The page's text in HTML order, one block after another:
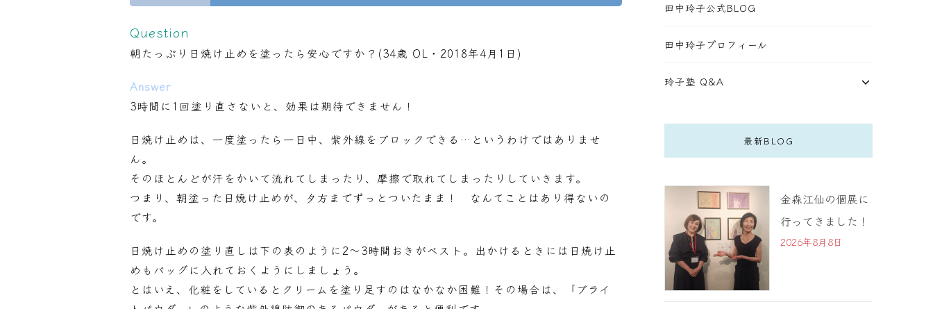
Question
朝たっぷり日焼け止めを塗ったら安心ですか？(34歳 OL・2018年4月1日)
Answer
3時間に1回塗り直さないと、効果は期待できません！
日焼け止めは、一度塗ったら一日中、紫外線をブロックできる…というわけではありませ
ん。
そのほとんどが汗をかいて流れてしまったり、摩擦で取れてしまったりしていきます。
つまり、朝塗った日焼け止めが、夕方までずっとついたまま！ なんてことはあり得ないの
です。
日焼け止めの塗り直しは下の表のように2～3時間おきがベスト。出かけるときには日焼け止
めもバッグに入れておくようにしましょう。
とはいえ、化粧をしているとクリームを塗り足すのはなかなか困難！その場合は、「 ブライ
田中玲子公式BLOG
田中玲子プロフィール
玲子塾 Q&A
最新BLOG
金森江仙の個展に
行ってきました！
2026年8月8日